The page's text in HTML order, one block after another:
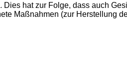
hat zur Folge, dass auch
Maßnahmen (zur Herstellung